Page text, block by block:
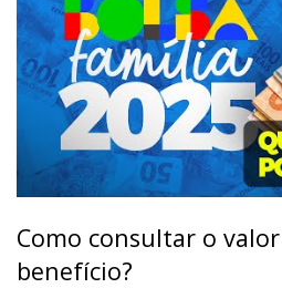
Como consultar o
benefício?